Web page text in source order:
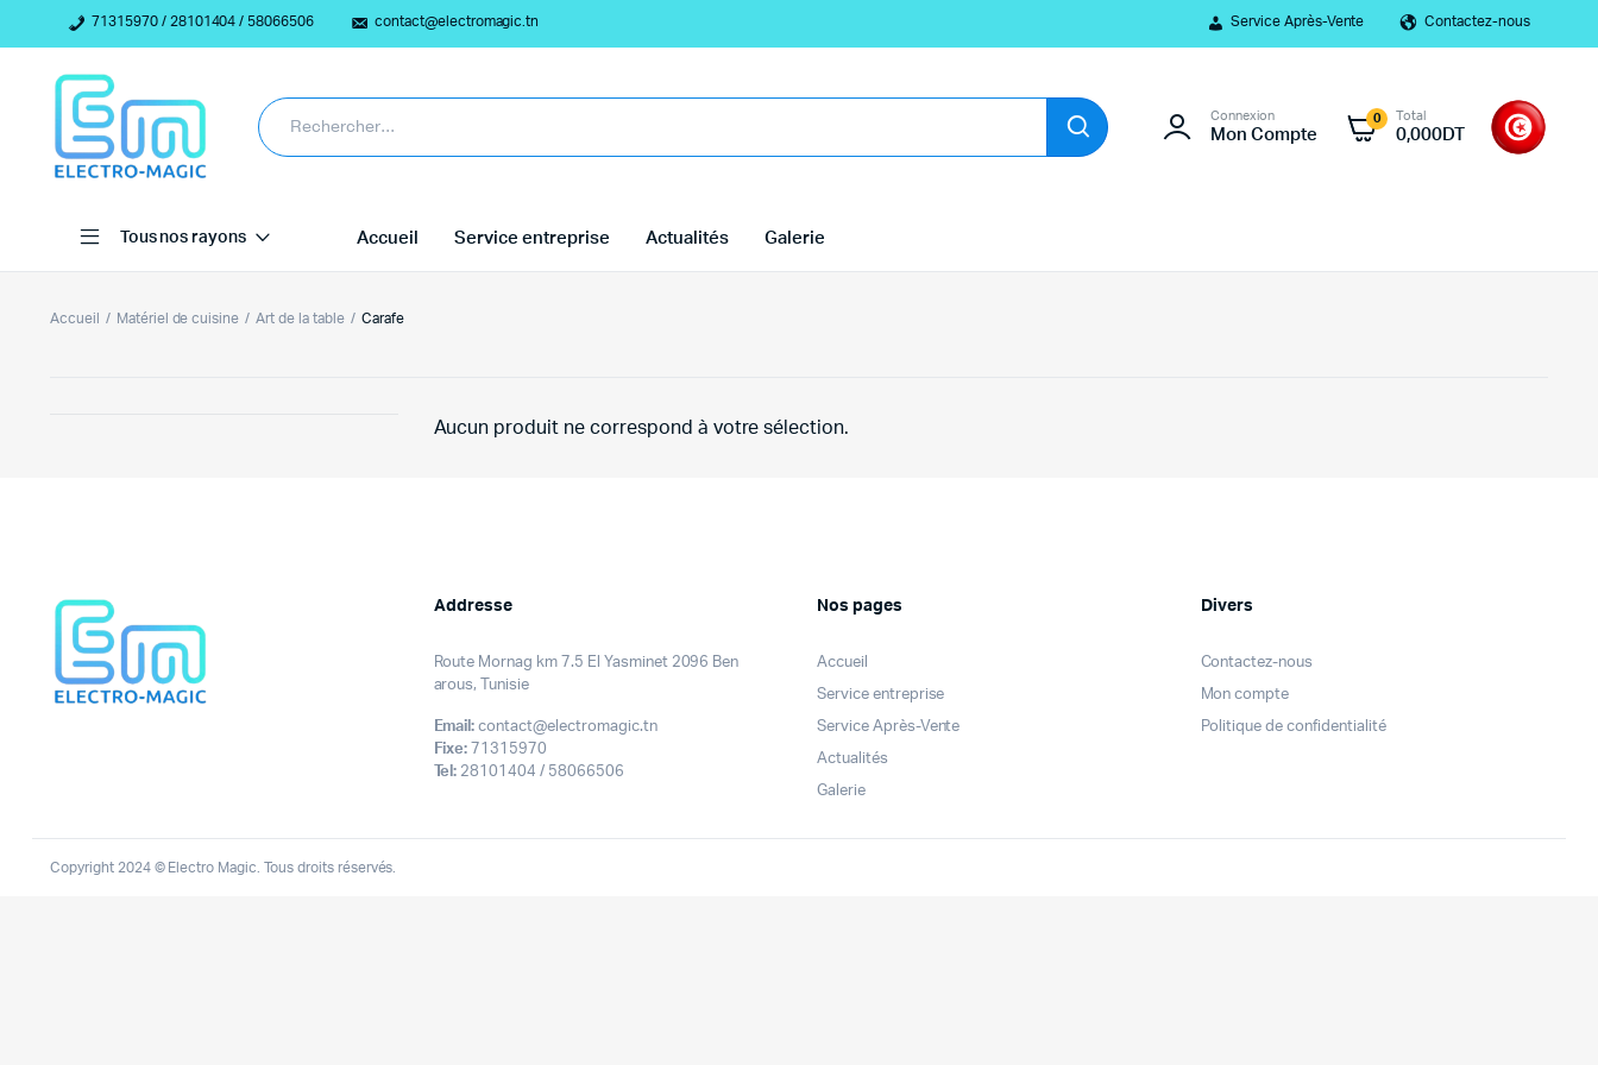
71315970 / 28101404 / 58066506 contact@electromagic.tn Service Après-Vente Contactez-nous
Connexion
Mon Compte
0 Total
0,000 DT
Tous nos rayons Accueil Service entreprise Actualités Galerie
Accueil Matériel de cuisine Art de la table Carafe
Aucun produit ne correspond à votre sélection.
Addresse
Route Mornag km 7.5 El Yasminet 2096 Ben
arous, Tunisie
Email: contact@electromagic.tn
Fixe: 71315970
Tel: 28101404 / 58066506
Nos pages
Accueil
Service entreprise
Service Après-Vente
Actualités
Galerie
Divers
Contactez-nous
Mon compte
Politique de confidentialité
Copyright 2024 © Electro Magic. Tous droits réservés.